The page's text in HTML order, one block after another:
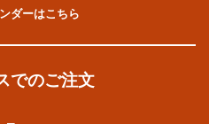
ダーはこちら
でのご注文